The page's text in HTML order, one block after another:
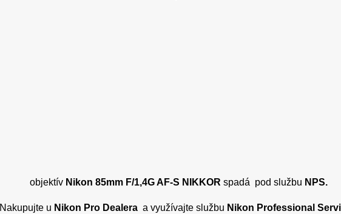
objektív Nikon 85mm F/1,4G AF-S NIKKOR spadá pod službu NPS.
Nakupujte u Nikon Pro Dealera a využívajte službu Nikon Professional